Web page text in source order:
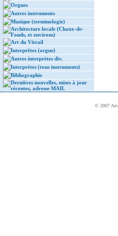
Orgues
Autres instruments
Musique (terminologie)
Architecture locale (Chaux-de-
Fonds, et environs)
Art du Vitrail
Interprètes (orgue)
Autres interprètes div.
Interprètes (tous instruments)
Bibliographie
Dernières nouvelles, mises à jour
récentes, adresse MAIL
© 2007